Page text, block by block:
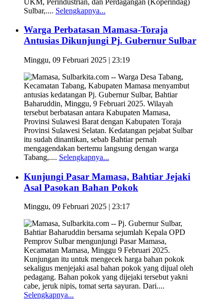
Sulbar,.... Selengkapnya...
Warga Perbatasan Mamasa-Toraja
Antusias Dikunjungi Pj. Gubernur Sulbar
Minggu, 09 Februari 2025 | 23:19
Mamasa, Sulbarkita.com -- Warga Desa Tabang,
Kecamatan Tabang, Kabupaten Mamasa menyambut
antusias kedatangan Pj. Gubernur Sulbar, Bahtiar
Baharuddin, Minggu, 9 Februari 2025. Wilayah
tersebut berbatasan antara Kabupaten Mamasa,
Provinsi Sulawesi Barat dengan Kabupaten Toraja
Provinsi Sulawesi Selatan. Kedatangan pejabat Sulbar
itu sudah dinantikan, sebab Bahtiar pernah
mengagendakan bertemu langsung dengan warga
Tabang,.... Selengkapnya...
Kunjungi Pasar Mamasa, Bahtiar Jejaki
Asal Pasokan Bahan Pokok
Minggu, 09 Februari 2025 | 23:17
Mamasa, Sulbarkita.com -- Pj. Gubernur Sulbar,
Bahtiar Baharuddin bersama sejumlah Kepala OPD
Pemprov Sulbar mengunjungi Pasar Mamasa,
Kecamatan Mamasa, Minggu 9 Februari 2025.
Kunjungan itu untuk mengecek harga bahan pokok
sekaligus menjejaki asal bahan pokok yang dijual oleh
pedagang. Bahan pokok yang dijejaki tersebut yakni
cabe, jeruk nipis, tomat serta sayuran. Dari....
Selengkapnya...